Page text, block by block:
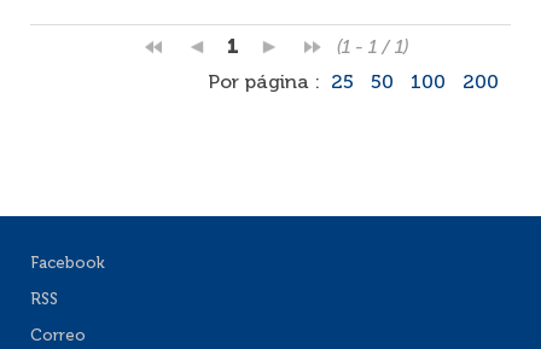
1
(1 - 1 / 1)
Por página :
25 50 100 200
Facebook
RSS
Correo